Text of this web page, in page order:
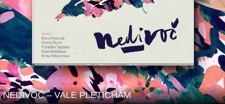
NEDIVOČ – VALE PLETICHÁM